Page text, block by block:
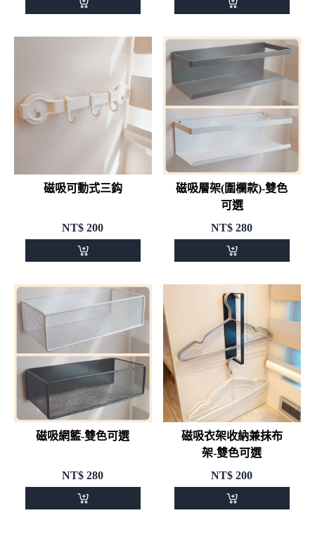
磁吸可動式三鈎
NT$ 200
磁吸層架(圍欄款)-雙色
可選
NT$ 280
磁吸網籃-雙色可選
NT$ 280
磁吸衣架收納兼抹布
架-雙色可選
NT$ 200